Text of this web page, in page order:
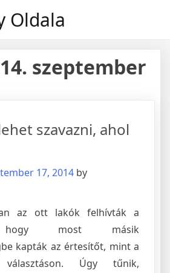
Oldala
szeptember
szavazni, ahol
17, 2014 by
az ott lakók felhívták a
hogy most másik
kapták az értesítőt, mint a
Úgy tűnik,